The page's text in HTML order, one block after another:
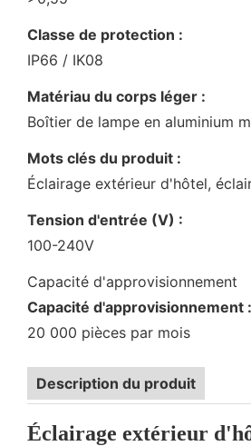
Classe de protection :
IP66 / IK08
Matériau du corps léger :
Boîtier de lampe en aluminium
Mots clés du produit :
Éclairage extérieur d'hôtel,
Tension d'entrée (V) :
100-240V
Capacité d'approvisionnement
Capacité d'approvisionnement :
20 000 pièces par mois
Description du produit
Éclairage extérieur